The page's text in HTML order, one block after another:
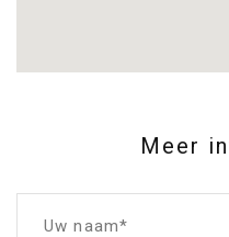
Meer
Uw naam*